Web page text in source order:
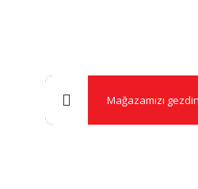
Mağazamızı